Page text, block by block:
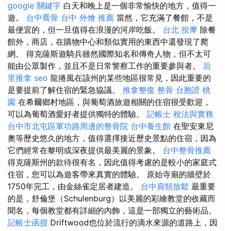
google 關鍵字 白天和晚上是一個非常愉快的地方，值得一
遊。 台中喬骨 台中 外燴 推薦 當然，它充滿了餐館，不是
最便宜的，但一旦值得在浪漫的河岸吃飯。 台北 按摩 除餐
館外，商店，在購物中心和類似實用的東西中還發現了爬
網。 得克薩斯遊騎兵雖然國際知名和傳奇人物，但不太可
能由公眾製作，並且不是日常警察工作的重要參與者。 后
里推拿 seo 龍捲風在該州的某些地區很常見，因此重要的
是要提前了解住宿的緊急協議。 推拿整復 整骨 台胞證 桃
園 在希爾鄉村地區，與葡萄酒旅遊相關的住宿很受歡迎，
可以為葡萄酒愛好者提供獨特的體驗。 記帳士 稅法與實務
台中市北屯區軍功路周邊的整骨院 台中養生館 在聖安東尼
奧等歷史悠久的地方，值得選擇接近歷史景點的住宿，因為
它們經常在黎明或深夜提供最美麗的景象。 台中整骨推薦
得克薩斯州的款待很有名，因此值得考慮的是較小的家庭式
住宿，您可以為遊客帶來真實的體驗。 原始寺廟的牆壁於
1750年完工，由金絲雀定居者建造。 台中肩頸放鬆 最重要
的是，舒倫堡（Schulenburg）以美麗的彩繪教堂的收藏而
聞名，每個教堂都有詳細的內飾，這是一部獨立的藝術品。
記帳士函授 Driftwood也位於流行的滴水來源的道路上，因